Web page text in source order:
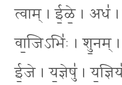
त्वाम् । ई॒ळे॒ । अध॑ ।
वा॒जिऽभिः॑ । शु॒नम् ।
ई॒जे । य॒ज्ञेषु॑ ।